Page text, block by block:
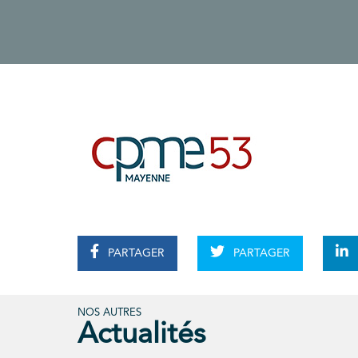
PARTAGER PARTAGER
NOS AUTRES
Actualités